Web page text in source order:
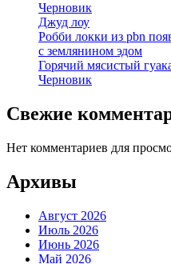
Черновик
Джуд лоу
Робби локки из pbn
с землянином эдом
Горячий мясистый
Черновик
Свежие
Нет комментариев для
Архивы
Август 2026
Июль 2026
Июнь 2026
Май 2026